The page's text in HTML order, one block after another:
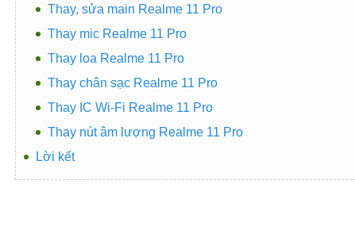
Thay, sửa main Realme 11 Pro
Thay mic Realme 11 Pro
Thay loa Realme 11 Pro
Thay chân sạc Realme 11 Pro
Thay IC Wi-Fi Realme 11 Pro
Thay nút âm lượng Realme 11 Pro
Lời kết